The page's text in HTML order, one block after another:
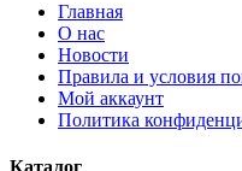
Главная
О нас
Новости
Правила и условия
Мой аккаунт
Политика